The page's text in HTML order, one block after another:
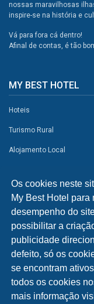
Os cookies neste
My Best Hotel
desempenho do
possibilitar a
publicidade
defeito, só os
se encontram
todos os cookies
mais informação
nossas maravilhosas
inspire-se na história e
Vá para fora cá dentro!
Afinal de contas, é tão
MY BEST HOTEL
Hoteis
Turismo Rural
Alojamento Local
Atividades
Restaurantes
A Visitar
INFORMAÇÕES